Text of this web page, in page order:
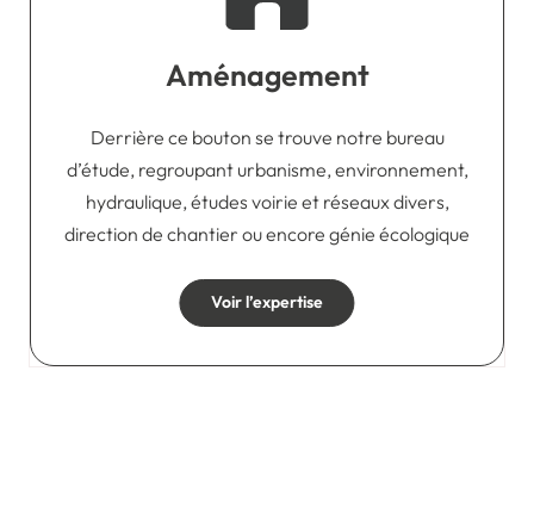
Aménagement
Derrière ce bouton se trouve notre bureau
d’étude, regroupant urbanisme, environnement,
hydraulique, études voirie et réseaux divers,
direction de chantier ou encore génie écologique
Voir l’expertise